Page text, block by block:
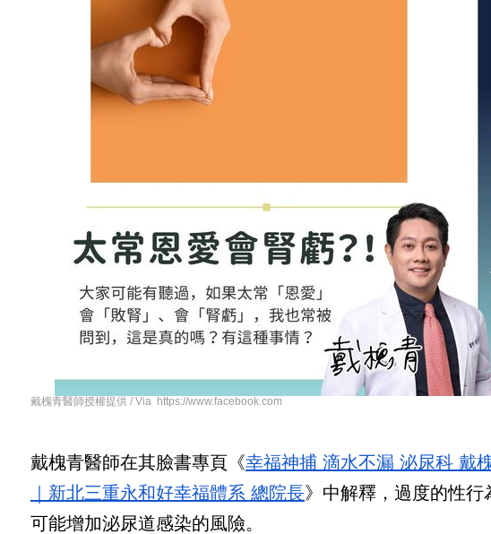
戴槐青醫師授權提供 / Via https://www.facebook.com
戴槐青醫師在其臉書專頁《幸福神捕 滴水不漏 泌尿科 戴
｜新北三重永和好幸福體系 總院長》中解釋，過度的性行
可能增加泌尿道感染的風險。